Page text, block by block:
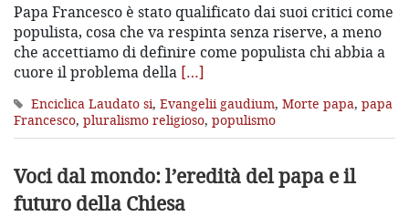
Papa Francesco è stato qualificato dai suoi critici come
populista, cosa che va respinta senza riserve, a meno
che accettiamo di definire come populista chi abbia a
cuore il problema della […]
Enciclica Laudato si, Evangelii gaudium, Morte papa, papa
Francesco, pluralismo religioso, populismo
Voci dal mondo: l’eredità del papa e il
futuro della Chiesa